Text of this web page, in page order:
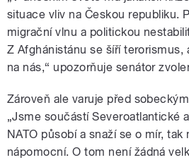
situace vliv na Českou republiku.
migrační vlnu a politickou
Z Afghánistánu se šíří terorismus,
na nás,“ upozorňuje senátor
Zároveň ale varuje před
„Jsme součástí Severoatlantické
NATO působí a snaží se o mír,
nápomocní. O tom není žádná